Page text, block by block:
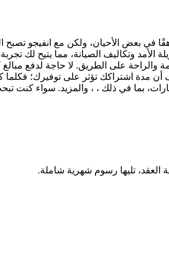
في بعض الأحيان، ولكن مع انفيجو
الأمد وتكاليف الصيانة، مما يتيح لك
والراحة على الطريق. لا حاجة لدفع
مدة اشتراكك تؤثر على توفيرك؛
العقد، تليها رسوم شهرية شاملة.